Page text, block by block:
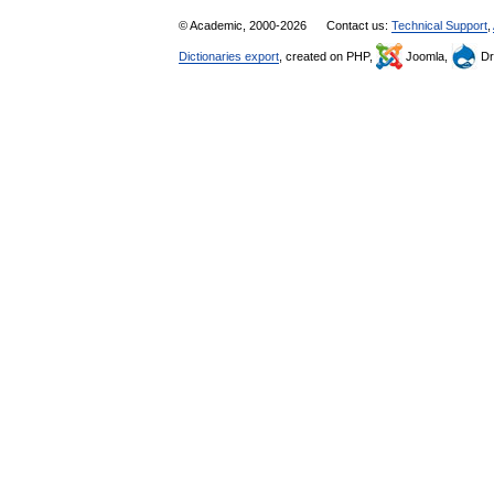
© Academic, 2000-2026 Contact us: Technical Support
Dictionaries export , created on PHP, Joomla,